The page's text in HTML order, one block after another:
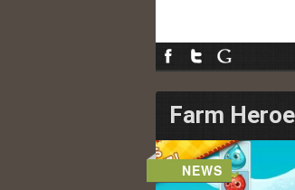
Farm
NEWS